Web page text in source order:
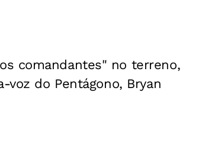
comandantes" no terreno,
do Pentágono, Bryan